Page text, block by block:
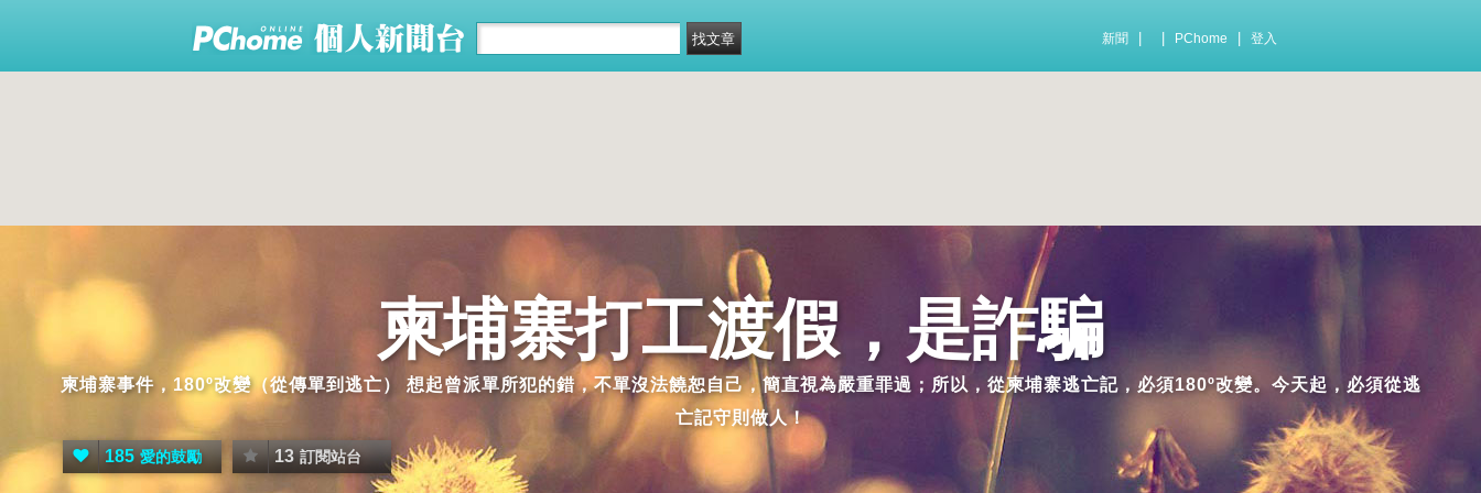
新聞 PChome 登入
柬埔寨打工渡假，是詐騙
柬埔寨事件，180º改變（從傳單到逃亡） 想起曾派單所犯的錯，不單沒法饒恕自己，簡直視為嚴重罪過；所以，從柬埔寨逃亡記，必須180º改變。今天起，必須從逃
亡記守則做人！
185 愛的鼓勵 13 訂閱站台